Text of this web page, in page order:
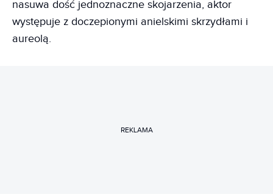
nasuwa dość jednoznaczne skojarzenia, aktor
występuje z doczepionymi anielskimi skrzydłami i
aureolą.
REKLAMA